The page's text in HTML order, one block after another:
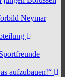
Neymar
aufzubauen!“